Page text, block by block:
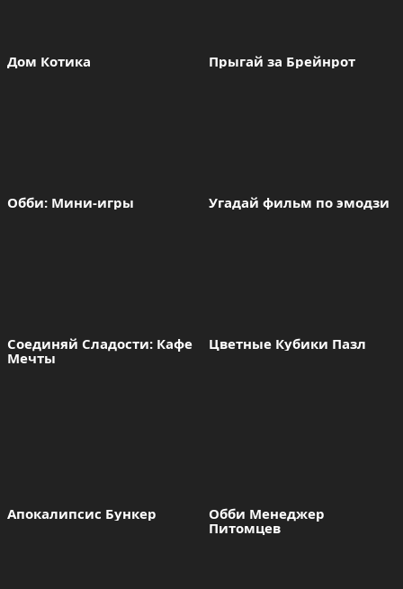
Дом Котика Прыгай за Брейнрот
Обби: Мини-игры Угадай фильм по эмодзи
Соединяй Сладости: Кафе
Мечты
Цветные Кубики Пазл
Апокалипсис Бункер
Обби Менеджер
Питомцев